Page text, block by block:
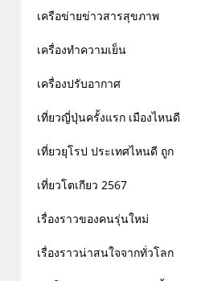
เครือข่ายข่าวสารสุขภาพ
เครื่องทำความเย็น
เครื่องปรับอากาศ
เที่ยวญี่ปุ่นครั้งแรก เมืองไหนดี
เที่ยวยุโรป ประเทศไหนดี ถูก
เที่ยวโตเกียว 2567
เรื่องราวของคนรุ่นใหม่
เรื่องราวน่าสนใจจากทั่วโลก